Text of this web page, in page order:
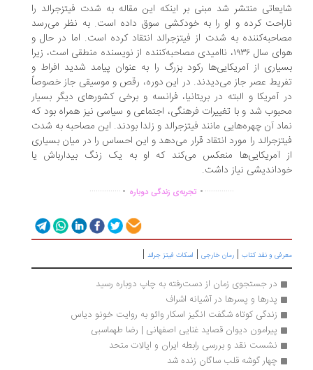
منتشر شد مبنی بر اینکه این مقاله به شدت فیتزجرالد را
کرده و او را به خودکشی سوق داده است. به نظر می‌رسد
به شدت از فیتزجرالد انتقاد کرده است. اما در حال و
هوای سال ۱۹۳۶، ناامیدی مصاحبه‌کننده از نویسنده منطقی است، زیرا
از آمریکایی‌ها رکود بزرگ را به عنوان پیامد شدید افراط و
عصر جاز می‌دیدند. در این دوره، رقص و موسیقی جاز خصوصاً
آمریکا و البته در بریتانیا، فرانسه و برخی کشورهای دیگر بسیار
شد و با تغییرات فرهنگی، اجتماعی و سیاسی نیز همراه بود که
آن چهره‌هایی مانند فیتزجرالد و زلدا بودند. این مصاحبه به شدت
را مورد انتقاد قرار می‌دهد و این احساس را در میان بسیاری
آمریکایی‌ها منعکس می‌کند که او به یک زنگ بیدارباش یا
نیاز داشت.
............... .تجربه‌ی زندگی دوباره ...............
و نقد کتاب|رمان خارجی|اسکات فیتز جرالد |
در جستجوی زمان از دست‌رفته به چاپ دوباره رسید
پدرها و پسرها در آشیانه اشراف
زندگی کوتاه شگفت انگیز اسکار وائو به روایت خونو دیاس
پیرامون دیوان قصاید غنایی اصفهانی | رضا طهماسبی
نشست نقد و بررسی رابطه ایران و ایالات متحد
چهار گوشه قلب ساگان زنده شد